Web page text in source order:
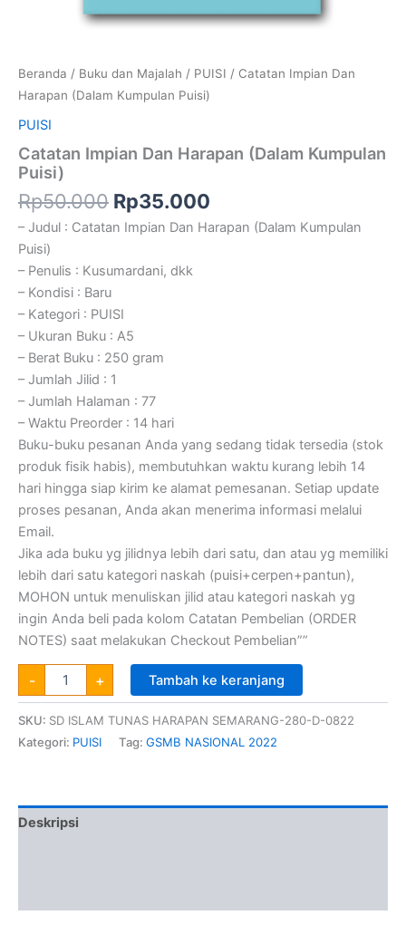
Beranda / Buku dan Majalah / PUISI / Catatan Impian Dan
Harapan (Dalam Kumpulan Puisi)
PUISI
Catatan Impian Dan Harapan (Dalam Kumpulan
Puisi)
Rp50.000 Rp35.000
– Judul : Catatan Impian Dan Harapan (Dalam Kumpulan
Puisi)
– Penulis : Kusumardani, dkk
– Kondisi : Baru
– Kategori : PUISI
– Ukuran Buku : A5
– Berat Buku : 250 gram
– Jumlah Jilid : 1
– Jumlah Halaman : 77
– Waktu Preorder : 14 hari
Buku-buku pesanan Anda yang sedang tidak tersedia (stok
produk fisik habis), membutuhkan waktu kurang lebih 14
hari hingga siap kirim ke alamat pemesanan. Setiap update
proses pesanan, Anda akan menerima informasi melalui
Email.
Jika ada buku yg jilidnya lebih dari satu, dan atau yg memiliki
lebih dari satu kategori naskah (puisi+cerpen+pantun),
MOHON untuk menuliskan jilid atau kategori naskah yg
ingin Anda beli pada kolom Catatan Pembelian (ORDER
NOTES) saat melakukan Checkout Pembelian””
- + Tambah ke keranjang
SKU: SD ISLAM TUNAS HARAPAN SEMARANG-280-D-0822
Kategori: PUISI Tag: GSMB NASIONAL 2022
Deskripsi